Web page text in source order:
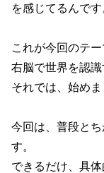
を感じてるんです
これが今回のテー
右脳で世界を認
それでは、始めま
今回は、普段と
す。
できるだけ、具